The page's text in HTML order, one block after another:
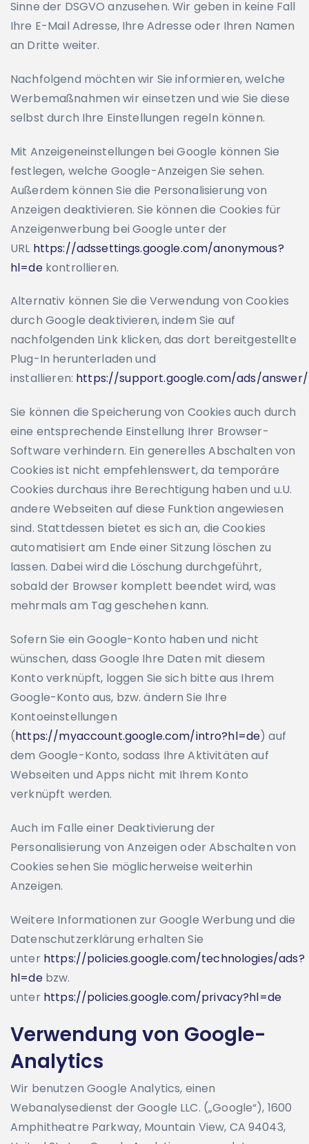
Sinne der DSGVO anzusehen. Wir geben in keine Fall
Ihre E-Mail Adresse, Ihre Adresse oder Ihren Namen
an Dritte weiter.
Nachfolgend möchten wir Sie informieren, welche
Werbemaßnahmen wir einsetzen und wie Sie diese
selbst durch Ihre Einstellungen regeln können.
Mit Anzeigeneinstellungen bei Google können Sie
festlegen, welche Google-Anzeigen Sie sehen.
Außerdem können Sie die Personalisierung von
Anzeigen deaktivieren. Sie können die Cookies für
Anzeigenwerbung bei Google unter der
URL https://adssettings.google.com/anonymous?
hl=dekontrollieren.
Alternativ können Sie die Verwendung von Cookies
durch Google deaktivieren, indem Sie auf
nachfolgenden Link klicken, das dort bereitgestellte
Plug-In herunterladen und
installieren: https://support.google.com/ads/answer/
Sie können die Speicherung von Cookies auch durch
eine entsprechende Einstellung Ihrer Browser-
Software verhindern. Ein generelles Abschalten von
Cookies ist nicht empfehlenswert, da temporäre
Cookies durchaus ihre Berechtigung haben und u.U.
andere Webseiten auf diese Funktion angewiesen
sind. Stattdessen bietet es sich an, die Cookies
automatisiert am Ende einer Sitzung löschen zu
lassen. Dabei wird die Löschung durchgeführt,
sobald der Browser komplett beendet wird, was
mehrmals am Tag geschehen kann.
Sofern Sie ein Google-Konto haben und nicht
wünschen, dass Google Ihre Daten mit diesem
Konto verknüpft, loggen Sie sich bitte aus Ihrem
Google-Konto aus, bzw. ändern Sie Ihre
Kontoeinstellungen
(https://myaccount.google.com/intro?hl=de) auf
dem Google-Konto, sodass Ihre Aktivitäten auf
Webseiten und Apps nicht mit Ihrem Konto
verknüpft werden.
Auch im Falle einer Deaktivierung der
Personalisierung von Anzeigen oder Abschalten von
Cookies sehen Sie möglicherweise weiterhin
Anzeigen.
Weitere Informationen zur Google Werbung und die
Datenschutzerklärung erhalten Sie
unter https://policies.google.com/technologies/ads?
hl=debzw.
unter https://policies.google.com/privacy?hl=de
Verwendung von Google-
Analytics
Wir benutzen Google Analytics, einen
Webanalysedienst der Google LLC. („Google“), 1600
Amphitheatre Parkway, Mountain View, CA 94043,